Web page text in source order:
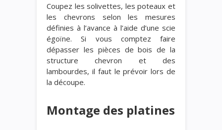
Coupez les solivettes, les poteaux et
les chevrons selon les mesures
définies à l’avance à l’aide d’une scie
égoïne. Si vous comptez faire
dépasser les pièces de bois de la
structure chevron et des
lambourdes, il faut le prévoir lors de
la découpe.
Montage des platines